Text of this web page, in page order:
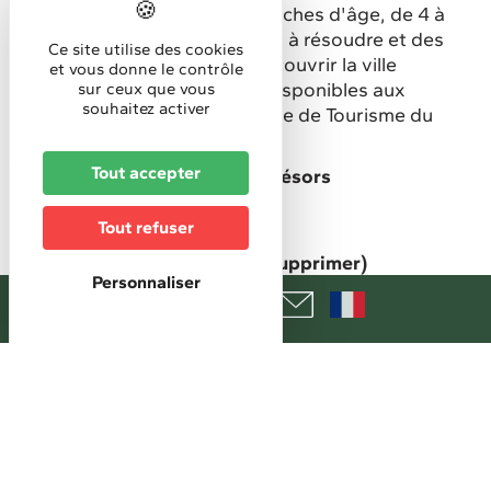
Différents parcours par tranches d'âge, de 4 à
10/12 ans, avec des énigmes à résoudre et des
indices à retrouver pour découvrir la ville
autrement ! Fiches-circuit disponibles aux
différents bureaux de l'Office de Tourisme du
Jeux de piste, chasse aux trésors
Type de circuit, itinéraire
Pédestre
Type de sentier / circuit (à supprimer)
Balade ludique (Randoland)
Ce site utilise des cookies
et vous donne le contrôle
sur ceux que vous
souhaitez activer
Tout accepter
Tout refuser
Personnaliser